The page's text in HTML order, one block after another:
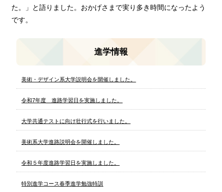
た。」と語りました。おかげさまで実り多き時間になったよう
です。
進学情報
美術・デザイン系大学説明会を開催しました。
令和7年度 進路学習日を実施しました。
大学共通テストに向け壮行式を行いました。
美術系大学進路説明会を開催しました。
令和５年度進路学習日を実施しました。
特別進学コース春季進学勉強特訓